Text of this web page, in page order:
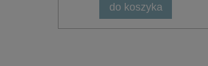
do koszyka